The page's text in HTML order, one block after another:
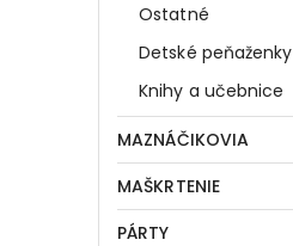
Ostatné
Detské peňaženky
Knihy a učebnice
MAZNÁČIKOVIA
MAŠKRTENIE
PÁRTY